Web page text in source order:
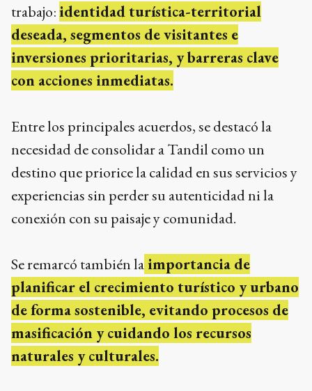
trabajo: identidad turística-territorial
deseada, segmentos de visitantes e
inversiones prioritarias, y barreras clave
con acciones inmediatas.
Entre los principales acuerdos, se destacó la
necesidad de consolidar a Tandil como un
destino que priorice la calidad en sus servicios y
experiencias sin perder su autenticidad ni la
conexión con su paisaje y comunidad.
Se remarcó también la importancia de
planificar el crecimiento turístico y urbano
de forma sostenible, evitando procesos de
masificación y cuidando los recursos
naturales y culturales.